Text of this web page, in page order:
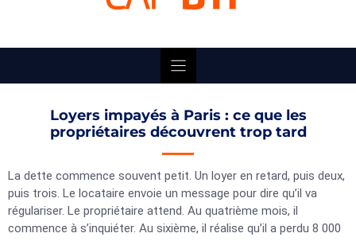
Loyers impayés à Paris : ce que les
propriétaires découvrent trop tard
La dette commence souvent petit. Un loyer en retard, puis deux,
puis trois. Le locataire envoie un message pour dire qu’il va
régulariser. Le propriétaire attend. Au quatrième mois, il
commence à s’inquiéter. Au sixième, il réalise qu’il a perdu 8 000